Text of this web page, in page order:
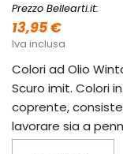
Prezzo Bellearti.it:
13,95 €
Iva inclusa
Colori ad Olio
Scuro imit. Colori
coprente,
lavorare sia a